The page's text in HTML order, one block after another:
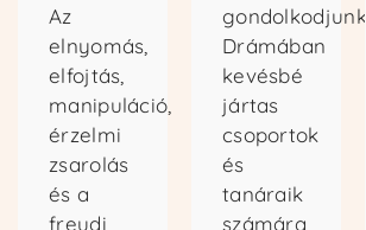
Az
elnyomás,
elfojtás,
manipuláció,
érzelmi
zsarolás
és a
freudi
gondolkodjunk.
Drámában
kevésbé
jártas
csoportok
és
tanáraik
számára